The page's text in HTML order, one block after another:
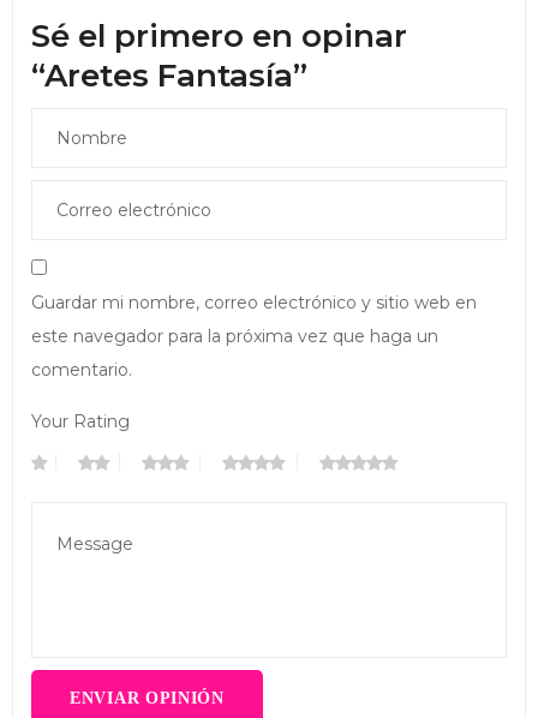
Sé el primero en opinar
“Aretes Fantasía”
Guardar mi nombre, correo electrónico y sitio web en
este navegador para la próxima vez que haga un
comentario.
Your Rating